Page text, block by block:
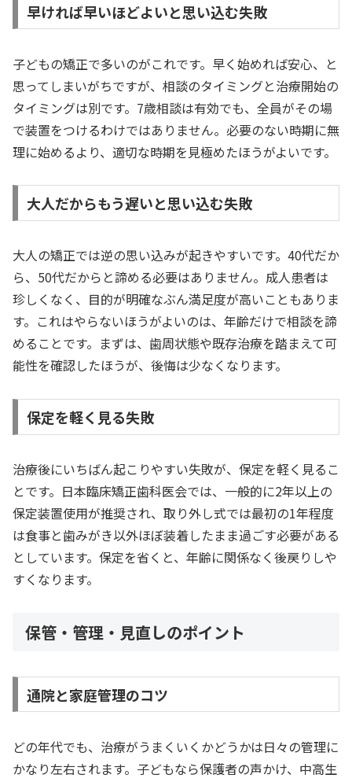
早ければ早いほどよいと思い込む失敗
子どもの矯正で多いのがこれです。早く始めれば安心、と
思ってしまいがちですが、相談のタイミングと治療開始の
タイミングは別です。7歳相談は有効でも、全員がその場
で装置をつけるわけではありません。必要のない時期に無
理に始めるより、適切な時期を見極めたほうがよいです。
大人だからもう遅いと思い込む失敗
大人の矯正では逆の思い込みが起きやすいです。40代だか
ら、50代だからと諦める必要はありません。成人患者は
珍しくなく、目的が明確なぶん満足度が高いこともありま
す。これはやらないほうがよいのは、年齢だけで相談を諦
めることです。まずは、歯周状態や既存治療を踏まえて可
能性を確認したほうが、後悔は少なくなります。
保定を軽く見る失敗
治療後にいちばん起こりやすい失敗が、保定を軽く見るこ
とです。日本臨床矯正歯科医会では、一般的に2年以上の
保定装置使用が推奨され、取り外し式では最初の1年程度
は食事と歯みがき以外ほぼ装着したまま過ごす必要がある
としています。保定を省くと、年齢に関係なく後戻りしや
すくなります。
保管・管理・見直しのポイント
通院と家庭管理のコツ
どの年代でも、治療がうまくいくかどうかは日々の管理に
かなり左右されます。子どもなら保護者の声かけ、中高生